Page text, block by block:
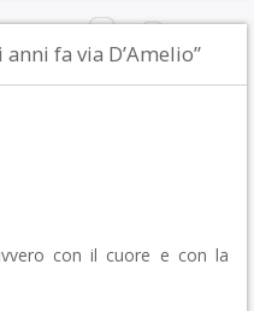
fa via D’Amelio”
con il cuore e con la